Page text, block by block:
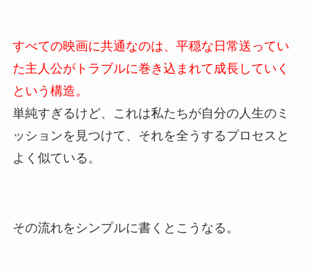
すべての映画に共通なのは、平穏な日常送ってい
た主人公がトラブルに巻き込まれて成長していく
という構造。
単純すぎるけど、これは私たちが自分の人生のミ
ッションを見つけて、それを全うするプロセスと
よく似ている。
その流れをシンプルに書くとこうなる。